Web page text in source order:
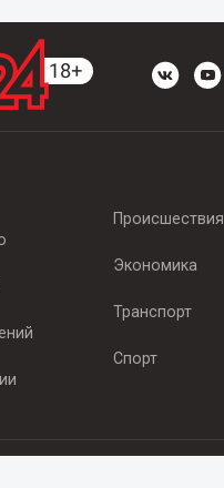
Происшествия
Экономика
Транспорт
Спорт